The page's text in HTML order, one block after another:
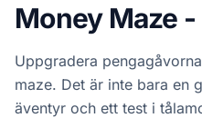
Money Maze -
Uppgradera
maze. Det är inte bara en
äventyr och ett test i